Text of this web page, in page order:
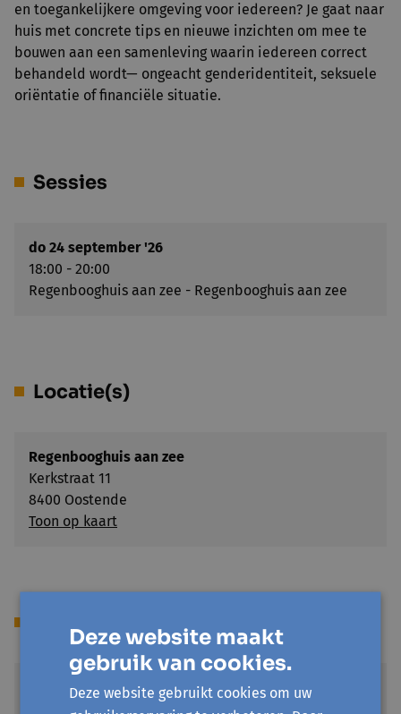
en toegankelijkere omgeving voor iedereen? Je gaat naar
huis met concrete tips en nieuwe inzichten om mee te
bouwen aan een samenleving waarin iedereen correct
behandeld wordt— ongeacht genderidentiteit, seksuele
oriëntatie of financiële situatie.
Sessies
do 24 september '26
18:00 - 20:00
Regenbooghuis aan zee - Regenbooghuis aan zee
Locatie(s)
Regenbooghuis aan zee
Kerkstraat 11
8400 Oostende
Toon op kaart
Standaardprijs
Deze website maakt
gebruik van cookies.
Deze website gebruikt cookies om uw